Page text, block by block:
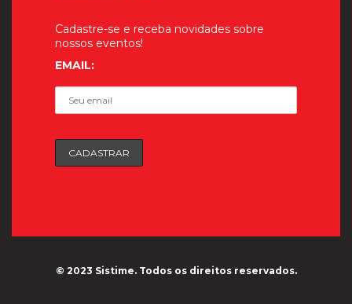
Cadastre-se e receba novidades sobre
nossos eventos!
EMAIL:
© 2023 Sistime. Todos os direitos reservados.